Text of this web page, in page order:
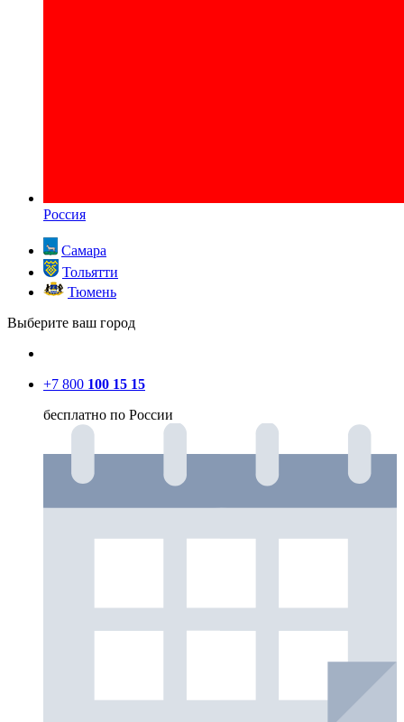
Россия
Самара
Тольятти
Тюмень
Выберите ваш город
+7 800 100 15 15
бесплатно по России